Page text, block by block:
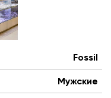
Fossil
Мужские